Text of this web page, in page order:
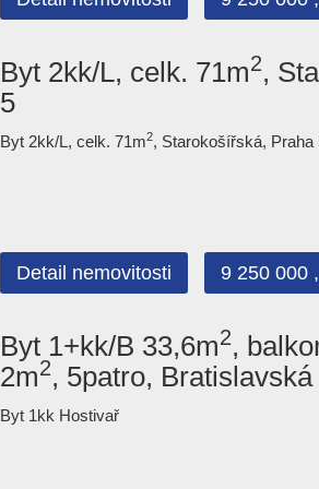
Byt 2kk/L, celk. 71m2,
5
Byt 2kk/L, celk. 71m2, Starokošířská, Praha
Detail nemovitosti 9 250 000
Byt 1+kk/B 33,6m2,
2m2, 5patro,
Byt 1kk Hostivař